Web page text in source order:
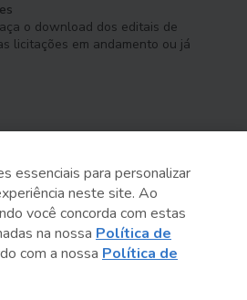
o download dos editais de
licitações em andamento ou já
Estado de São Paulo
essenciais para personalizar
neste site. Ao
você concorda com estas
na nossa Política de
com a nossa Política de